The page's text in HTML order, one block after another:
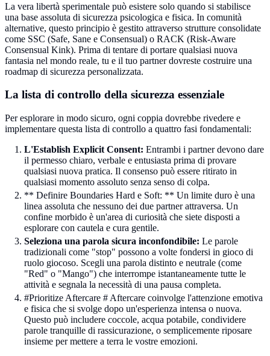
La vera libertà sperimentale può esistere solo quando si stabilisce
una base assoluta di sicurezza psicologica e fisica. In comunità
alternative, questo principio è gestito attraverso strutture consolidate
come SSC (Safe, Sane e Consensual) o RACK (Risk-Aware
Consensual Kink). Prima di tentare di portare qualsiasi nuova
fantasia nel mondo reale, tu e il tuo partner dovreste costruire una
roadmap di sicurezza personalizzata.
La lista di controllo della sicurezza essenziale
Per esplorare in modo sicuro, ogni coppia dovrebbe rivedere e
implementare questa lista di controllo a quattro fasi fondamentali:
L'Establish Explicit Consent: Entrambi i partner devono dare
il permesso chiaro, verbale e entusiasta prima di provare
qualsiasi nuova pratica. Il consenso può essere ritirato in
qualsiasi momento assoluto senza senso di colpa.
** Definire Boundaries Hard e Soft: ** Un limite duro è una
linea assoluta che nessuno dei due partner attraversa. Un
confine morbido è un'area di curiosità che siete disposti a
esplorare con cautela e cura gentile.
Seleziona una parola sicura inconfondibile: Le parole
tradizionali come "stop" possono a volte fondersi in gioco di
ruolo giocoso. Scegli una parola distinto e neutrale (come
"Red" o "Mango") che interrompe istantaneamente tutte le
attività e segnala la necessità di una pausa completa.
#Prioritize Aftercare # Aftercare coinvolge l'attenzione emotiva
e fisica che si svolge dopo un'esperienza intensa o nuova.
Questo può includere coccole, acqua potabile, condividere
parole tranquille di rassicurazione, o semplicemente riposare
insieme per mettere a terra le vostre emozioni.